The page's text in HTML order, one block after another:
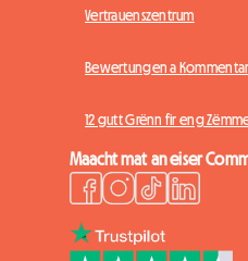
Vertrauenszentrum
Bewertungen a
12 gutt Grënn fir eng
Maacht mat an eiser